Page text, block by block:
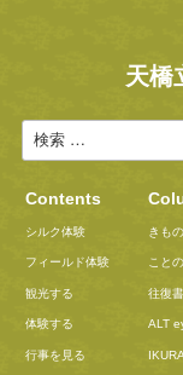
天橋
Contents
シルク体験
フィールド体験
観光する
体験する
行事を見る
きも
こと
往復
ALT
IKURA